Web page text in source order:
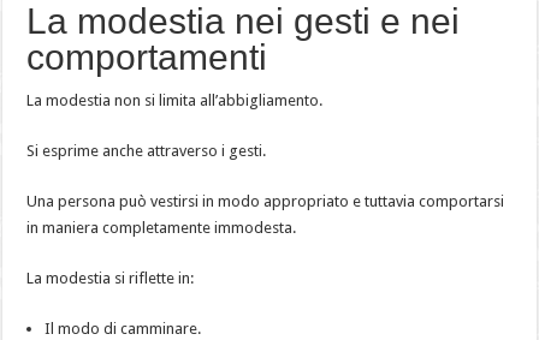
La modestia nei gesti e nei
comportamenti
La modestia non si limita all’abbigliamento.
Si esprime anche attraverso i gesti.
Una persona può vestirsi in modo appropriato e tuttavia comportarsi
in maniera completamente immodesta.
La modestia si riflette in:
Il modo di camminare.